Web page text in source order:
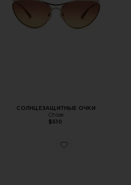
СОЛНЦЕЗАЩИТНЫЕ ОЧКИ
Chloe
$510
Favorite